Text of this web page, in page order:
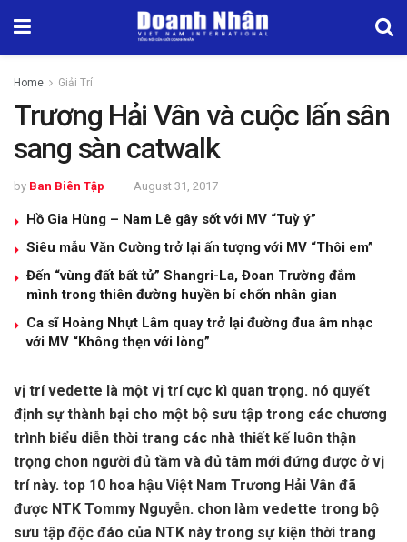
Home Giải Trí
Trương Hải Vân và cuộc lấn sân
sang sàn catwalk
by Ban Biên Tập August 31, 2017
Hồ Gia Hùng – Nam Lê gây sốt với MV “Tuỳ ý”
Siêu mẫu Văn Cường trở lại ấn tượng với MV “Thôi em”
Đến “vùng đất bất tử” Shangri-La, Đoan Trường đắm
mình trong thiên đường huyền bí chốn nhân gian
Ca sĩ Hoàng Nhựt Lâm quay trở lại đường đua âm nhạc
với MV “Không thẹn với lòng”
vị trí vedette là một vị trí cực kì quan trọng. nó quyết
định sự thành bại cho một bộ sưu tập trong các chương
trình biểu diễn thời trang các nhà thiết kế luôn thận
trọng chon người đủ tầm và đủ tâm mới đứng được ở vị
trí này. top 10 hoa hậu Việt Nam Trương Hải Vân đã
được NTK Tommy Nguyễn. chon làm vedette trong bộ
sưu tập độc đáo của NTK này trong sự kiện thời trang